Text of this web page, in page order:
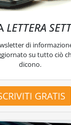
LETTERA
di
su tutto ciò
dicono.
GRATIS